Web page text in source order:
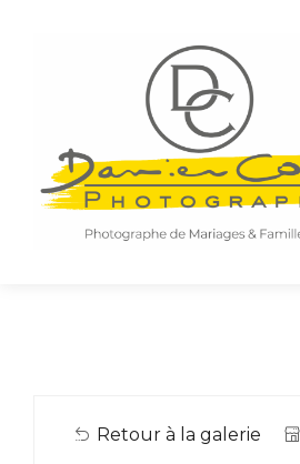
Retour à la galerie